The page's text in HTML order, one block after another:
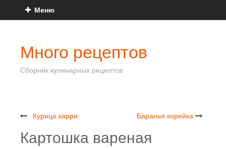
Меню
Много рецептов
Сборник кулинарных рецептов
Курица карри Баранья корейка
Картошка вареная